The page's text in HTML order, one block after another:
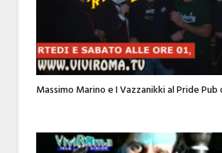
Massimo Marino e I Vazzanikki al Pride Pub